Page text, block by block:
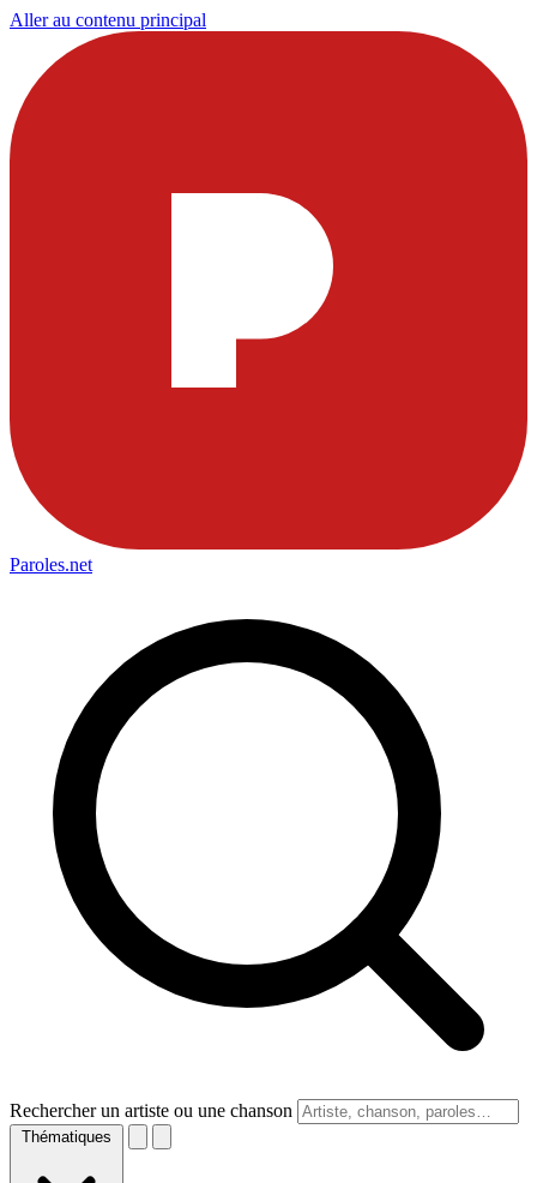
Aller au contenu principal
Paroles.net
Rechercher un artiste ou une chanson
Thématiques